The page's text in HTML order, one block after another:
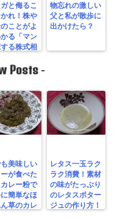
と侮るこ
れ！株や
ことがよ
かる「マン
る株式相
投資入
物忘れの激しい
父と私が散歩に
出かけたら？
Posts -
美味しい
が食べた
レー粉で
簡単なほ
草のカレ
レタス一玉ラク
ラク消費！素材
の味がたっぷり
のレタスポター
ジュの作り方！